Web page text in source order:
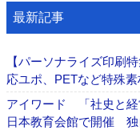
最新記事
【パーソナライズ印刷
応ユポ、PETなど特殊
アイワード 「社史と経
日本教育会館で開催 独